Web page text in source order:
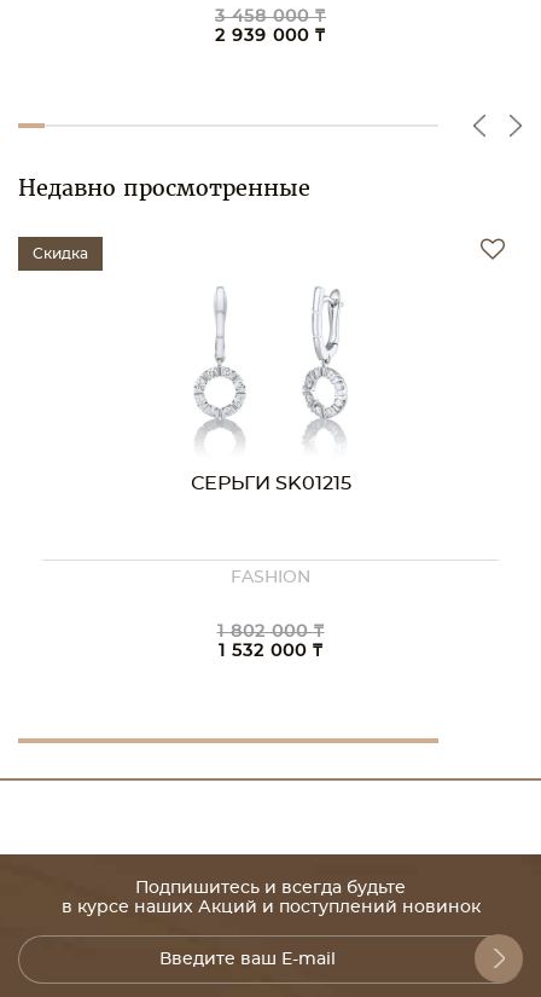
3 614 000 ₸
3 072 000 ₸
Недавно просмотренные
Скидка
СЕРЬГИ SK01215
FASHION
1 802 000 ₸
1 532 000 ₸
Подпишитесь и всегда будьте
в курсе наших Акций и поступлений новинок